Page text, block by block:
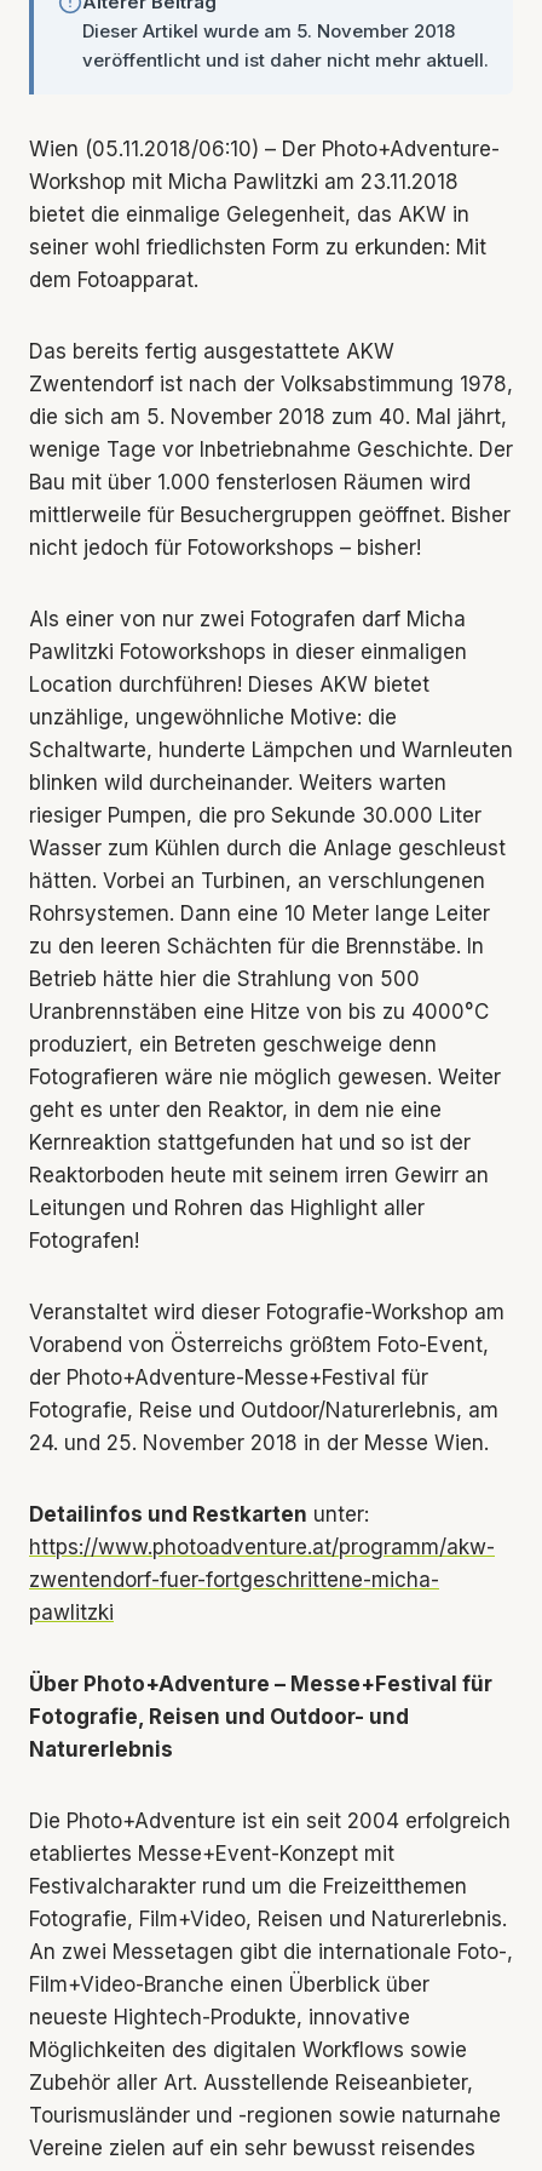
Dieser Artikel wurde am 5. November 2018
veröffentlicht und ist daher nicht mehr aktuell.
Wien (05.11.2018/06:10) – Der Photo+Adventure-
Workshop mit Micha Pawlitzki am 23.11.2018
bietet die einmalige Gelegenheit, das AKW in
seiner wohl friedlichsten Form zu erkunden: Mit
dem Fotoapparat.
Das bereits fertig ausgestattete AKW
Zwentendorf ist nach der Volksabstimmung 1978,
die sich am 5. November 2018 zum 40. Mal jährt,
wenige Tage vor Inbetriebnahme Geschichte. Der
Bau mit über 1.000 fensterlosen Räumen wird
mittlerweile für Besuchergruppen geöffnet. Bisher
nicht jedoch für Fotoworkshops – bisher!
Als einer von nur zwei Fotografen darf Micha
Pawlitzki Fotoworkshops in dieser einmaligen
Location durchführen! Dieses AKW bietet
unzählige, ungewöhnliche Motive: die
Schaltwarte, hunderte Lämpchen und Warnleuten
blinken wild durcheinander. Weiters warten
riesiger Pumpen, die pro Sekunde 30.000 Liter
Wasser zum Kühlen durch die Anlage geschleust
hätten. Vorbei an Turbinen, an verschlungenen
Rohrsystemen. Dann eine 10 Meter lange Leiter
zu den leeren Schächten für die Brennstäbe. In
Betrieb hätte hier die Strahlung von 500
Uranbrennstäben eine Hitze von bis zu 4000°C
produziert, ein Betreten geschweige denn
Fotografieren wäre nie möglich gewesen. Weiter
geht es unter den Reaktor, in dem nie eine
Kernreaktion stattgefunden hat und so ist der
Reaktorboden heute mit seinem irren Gewirr an
Leitungen und Rohren das Highlight aller
Fotografen!
Veranstaltet wird dieser Fotografie-Workshop am
Vorabend von Österreichs größtem Foto-Event,
der Photo+Adventure-Messe+Festival für
Fotografie, Reise und Outdoor/Naturerlebnis, am
24. und 25. November 2018 in der Messe Wien.
Detailinfos und Restkarten unter:
https://www.photoadventure.at/programm/akw-
zwentendorf-fuer-fortgeschrittene-micha-
pawlitzki
Über Photo+Adventure – Messe+Festival für
Fotografie, Reisen und Outdoor- und
Naturerlebnis
Die Photo+Adventure ist ein seit 2004 erfolgreich
etabliertes Messe+Event-Konzept mit
Festivalcharakter rund um die Freizeitthemen
Fotografie, Film+Video, Reisen und Naturerlebnis.
An zwei Messetagen gibt die internationale Foto-,
Film+Video-Branche einen Überblick über
neueste Hightech-Produkte, innovative
Möglichkeiten des digitalen Workflows sowie
Zubehör aller Art. Ausstellende Reiseanbieter,
Tourismusländer und -regionen sowie naturnahe
Vereine zielen auf ein sehr bewusst reisendes